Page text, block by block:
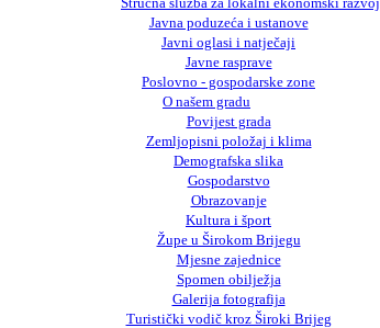
Javna poduzeća i ustanove
Javni oglasi i natječaji
Javne rasprave
Poslovno - gospodarske zone
O našem gradu
Povijest grada
Zemljopisni položaj i klima
Demografska slika
Gospodarstvo
Obrazovanje
Kultura i šport
Župe u Širokom Brijegu
Mjesne zajednice
Spomen obilježja
Galerija fotografija
Turistički vodič kroz Široki Brijeg